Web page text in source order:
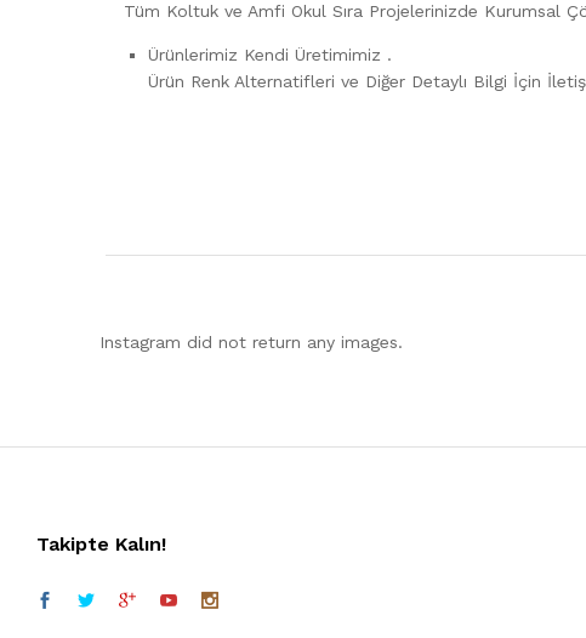
Tüm Koltuk ve Amfi Okul Sıra Projelerinizde Kurumsal
Ürünlerimiz Kendi Üretimimiz .
Ürün Renk Alternatifleri ve Diğer Detaylı Bilgi İçin
Instagram did not return any images.
Takipte Kalın!